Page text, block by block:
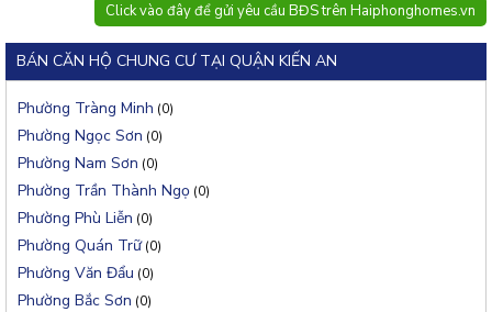
Click vào đây để gửi yêu cầu BĐS trên Haiphonghomes.vn
BÁN CĂN HỘ CHUNG CƯ TẠI QUẬN KIẾN AN
Phường Tràng Minh (0)
Phường Ngọc Sơn (0)
Phường Nam Sơn (0)
Phường Trần Thành Ngọ (0)
Phường Phù Liễn (0)
Phường Quán Trữ(0)
Phường Văn Đẩu (0)
Phường Bắc Sơn (0)